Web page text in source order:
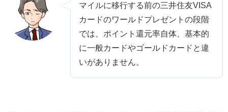
マイルに移行する前の三井住友VISA
カードのワールドプレゼントの段階
では、ポイント還元率自体、基本的
に一般カードやゴールドカードと違
いがありません。